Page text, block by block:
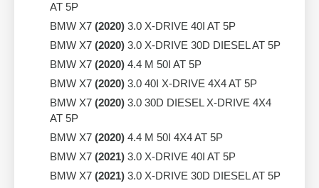
AT 5P
BMW X7 (2020) 3.0 X-DRIVE 40I AT 5P
BMW X7 (2020) 3.0 X-DRIVE 30D DIESEL AT 5P
BMW X7 (2020) 4.4 M 50I AT 5P
BMW X7 (2020) 3.0 40I X-DRIVE 4X4 AT 5P
BMW X7 (2020) 3.0 30D DIESEL X-DRIVE 4X4
AT 5P
BMW X7 (2020) 4.4 M 50I 4X4 AT 5P
BMW X7 (2021) 3.0 X-DRIVE 40I AT 5P
BMW X7 (2021) 3.0 X-DRIVE 30D DIESEL AT 5P